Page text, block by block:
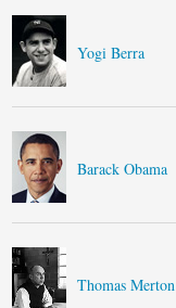
Yogi Berra
Barack Obama
Thomas Merton